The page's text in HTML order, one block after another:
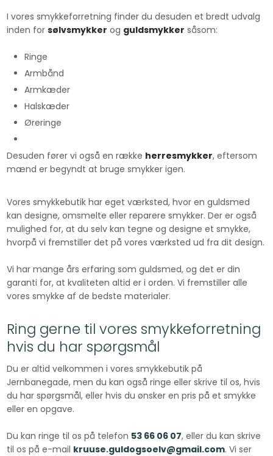
​I vores smykkeforretning finder du desuden et bredt udvalg
inden for sølvsmykker og guldsmykker såsom:
Ringe
Armbånd
Armkæder
Halskæder
Øreringe
Desuden fører vi også en række herresmykker, eftersom
mænd er begyndt at bruge smykker igen.
Vores smykkebutik har eget værksted, hvor en guldsmed
kan designe, omsmelte eller reparere smykker. Der er også
mulighed for, at du selv kan tegne og designe et smykke,
hvorpå vi fremstiller det på vores værksted ud fra dit design.
Vi har mange års erfaring som guldsmed, og det er din
garanti for, at kvaliteten altid er i orden. Vi fremstiller alle
vores smykke af de bedste materialer. ​​
Ring gerne til vores smykkeforretning
hvis du har spørgsmål
Du er altid velkommen i vores smykkebutik på
Jernbanegade, men du kan også ringe eller skrive til os, hvis
du har spørgsmål, eller hvis du ønsker en pris på et smykke
eller en opgave.
​Du kan ringe til os på telefon 53 66 06 07, eller du kan skrive
til os på e-mail kruuse.guldogsoelv@gmail.com. ​​Vi ser